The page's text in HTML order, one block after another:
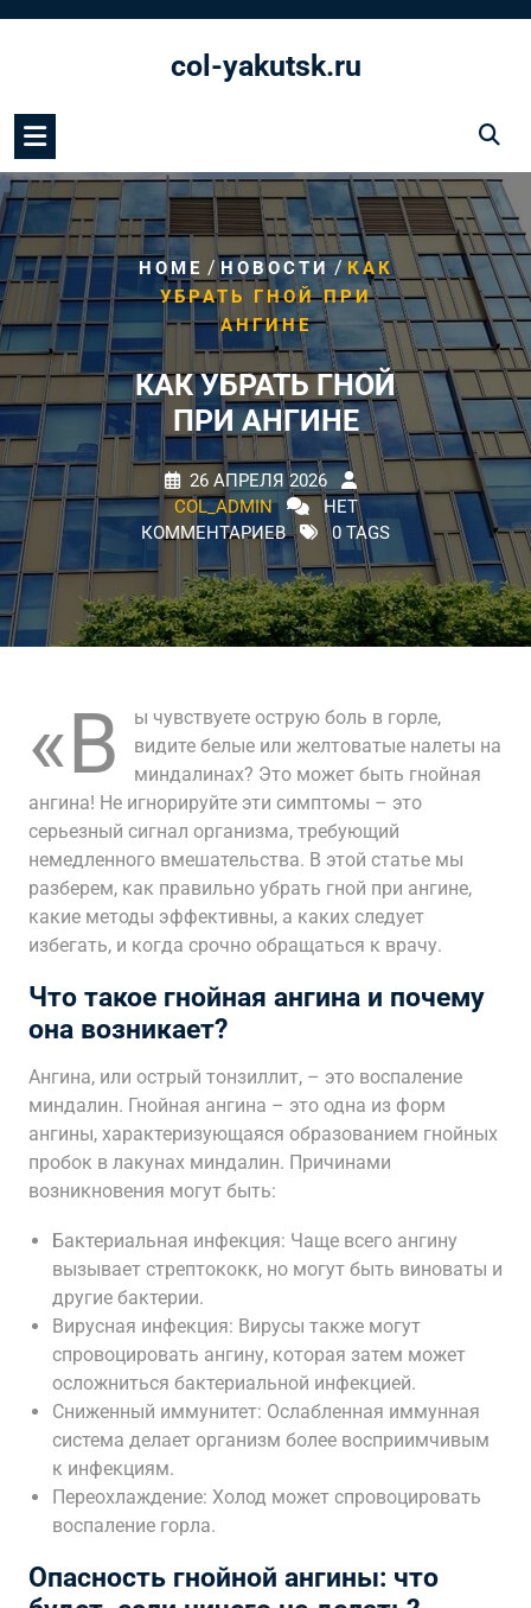
col-yakutsk.ru
HOME /НОВОСТИ / КАК
УБРАТЬ ГНОЙ ПРИ
АНГИНЕ
КАК УБРАТЬ ГНОЙ
ПРИ АНГИНЕ
26 АПРЕЛЯ 2026
COL_ADMIN
НЕТ
КОММЕНТАРИЕВ
0 TAGS
«В
ы чувствуете острую боль в горле,
видите белые или желтоватые налеты на
миндалинах? Это может быть гнойная
ангина! Не игнорируйте эти симптомы – это
серьезный сигнал организма, требующий
немедленного вмешательства. В этой статье мы
разберем, как правильно убрать гной при ангине,
какие методы эффективны, а каких следует
избегать, и когда срочно обращаться к врачу.
Что такое гнойная ангина и почему
она возникает?
Ангина, или острый тонзиллит, – это воспаление
миндалин. Гнойная ангина – это одна из форм
ангины, характеризующаяся образованием гнойных
пробок в лакунах миндалин. Причинами
возникновения могут быть:
Бактериальная инфекция: Чаще всего ангину
вызывает стрептококк, но могут быть виноваты и
другие бактерии.
Вирусная инфекция: Вирусы также могут
спровоцировать ангину, которая затем может
осложниться бактериальной инфекцией.
Сниженный иммунитет: Ослабленная иммунная
система делает организм более восприимчивым
к инфекциям.
Переохлаждение: Холод может спровоцировать
воспаление горла.
Опасность гнойной ангины: что